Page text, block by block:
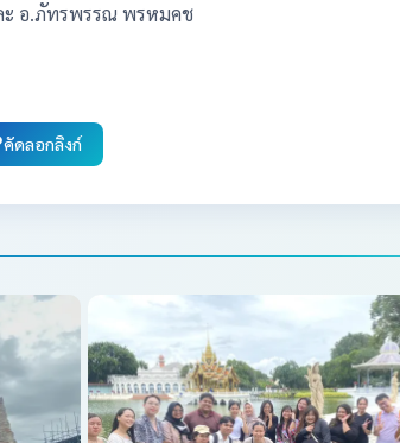
อ.ภัทรพรรณ พรหมคช
คัดลอกลิงก์